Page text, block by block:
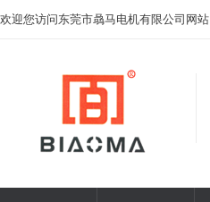
欢迎您访问东莞市骉马电机有限公司网站